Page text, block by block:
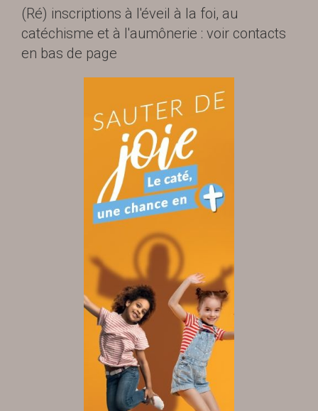
(Ré) inscriptions à l'éveil à la foi, au
catéchisme et à l'aumônerie : voir contacts
en bas de page